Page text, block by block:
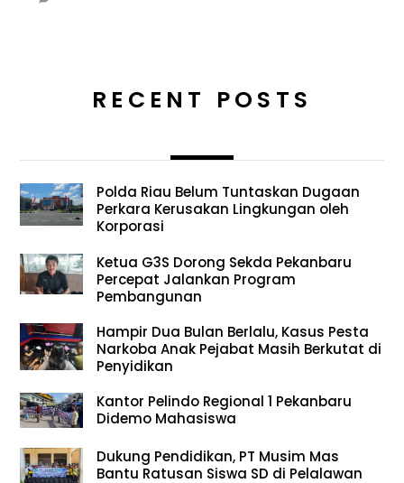
RECENT POSTS
Polda Riau Belum Tuntaskan Dugaan
Perkara Kerusakan Lingkungan oleh
Korporasi
Ketua G3S Dorong Sekda Pekanbaru
Percepat Jalankan Program
Pembangunan
Hampir Dua Bulan Berlalu, Kasus Pesta
Narkoba Anak Pejabat Masih Berkutat di
Penyidikan
Kantor Pelindo Regional 1 Pekanbaru
Didemo Mahasiswa
Dukung Pendidikan, PT Musim Mas
Bantu Ratusan Siswa SD di Pelalawan